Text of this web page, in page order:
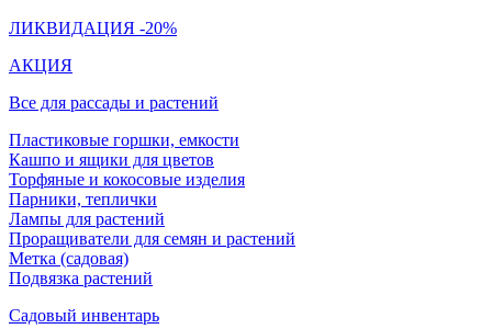
ЛИКВИДАЦИЯ -20%
АКЦИЯ
Все для рассады и растений
Пластиковые горшки, емкости
Кашпо и ящики для цветов
Торфяные и кокосовые изделия
Парники, теплички
Лампы для растений
Проращиватели для семян и растений
Метка (садовая)
Подвязка растений
Садовый инвентарь